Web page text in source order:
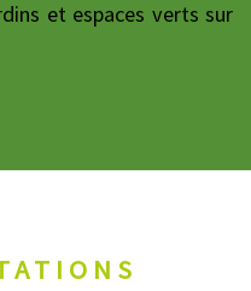
et espaces verts sur